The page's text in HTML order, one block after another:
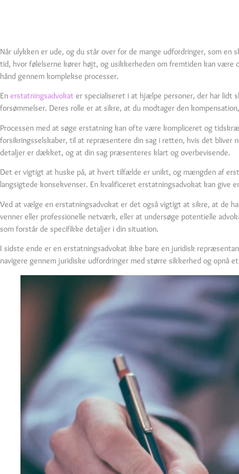
Når ulykken er ude, og du står over for de mange udfordringer, som
tid, hvor følelserne kører højt, og usikkerheden om fremtiden kan
hånd gennem komplekse processer.
En erstatningsadvokat er specialiseret i at hjælpe personer, der har lidt
forsømmelser. Deres rolle er at sikre, at du modtager den
Processen med at søge erstatning kan ofte være kompliceret og
forsikringsselskaber, til at repræsentere din sag i retten, hvis det bliver
detaljer er dækket, og at din sag præsenteres klart og overbevisende.
Det er vigtigt at huske på, at hvert tilfælde er unikt, og mængden af
langsigtede konsekvenser. En kvalificeret erstatningsadvokat kan
Ved at vælge en erstatningsadvokat er det også vigtigt at sikre, at de
venner eller professionelle netværk, eller at undersøge potentielle
som forstår de specifikke detaljer i din situation.
I sidste ende er en erstatningsadvokat ikke bare en juridisk
navigere gennem juridiske udfordringer med større sikkerhed og opnå